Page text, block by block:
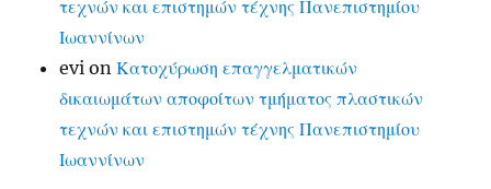
τεχνών και επιστημών τέχνης Πανεπιστημίου
Ιωαννίνων
evi onΚατοχύρωση επαγγελματικών
δικαιωμάτων αποφοίτων τμήματος πλαστικών
τεχνών και επιστημών τέχνης Πανεπιστημίου
Ιωαννίνων